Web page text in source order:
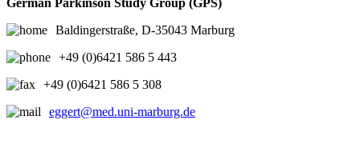
Baldingerstraße, D-35043 Marburg
+49 (0)6421 586 5 443
+49 (0)6421 586 5 308
eggert@med.uni-marburg.de